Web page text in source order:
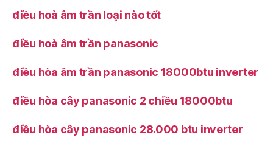
điều hoà âm trần loại nào tốt
điều hoà âm trần panasonic
điều hòa âm trần panasonic 18000btu inverter
điều hòa cây panasonic 2 chiều 18000btu
điều hòa cây panasonic 28.000 btu inverter